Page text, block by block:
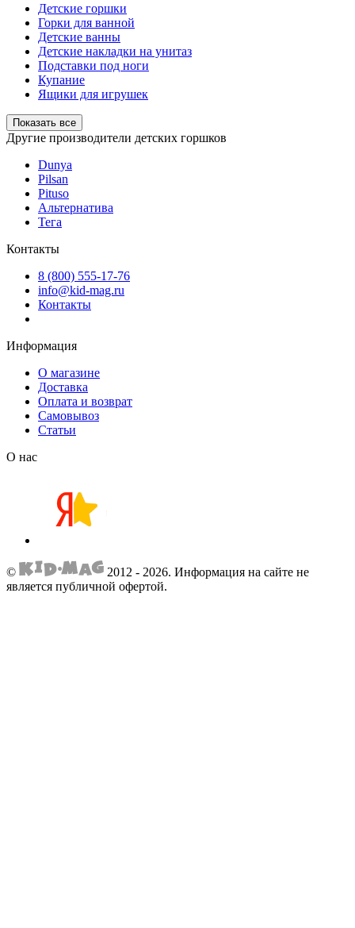
Детские горшки
Горки для ванной
Детские ванны
Детские накладки на унитаз
Подставки под ноги
Купание
Ящики для игрушек
Показать все
Другие производители детских горшков
Dunya
Pilsan
Pituso
Альтернатива
Тега
Контакты
8 (800) 555-17-76
info@kid-mag.ru
Контакты
Информация
О магазине
Доставка
Оплата и возврат
Самовывоз
Статьи
О нас
© 2012 - 2026. Информация на сайте не
является публичной офертой.